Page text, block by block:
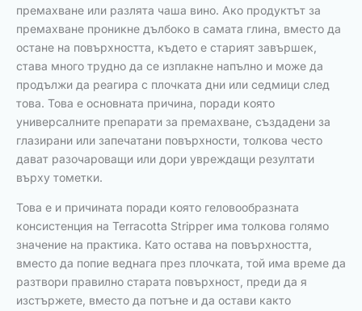
премахване или разлята чаша вино. Ако продуктът за
премахване проникне дълбоко в самата глина, вместо да
остане на повърхността, където е старият завършек,
става много трудно да се изплакне напълно и може да
продължи да реагира с плочката дни или седмици след
това. Това е основната причина, поради която
универсалните препарати за премахване, създадени за
глазирани или запечатани повърхности, толкова често
дават разочароващи или дори увреждащи резултати
върху тометки.
Това е и причината поради която геловообразната
консистенция на Terracotta Stripper има толкова голямо
значение на практика. Като остава на повърхността,
вместо да попие веднага през плочката, той има време да
разтвори правилно старата повърхност, преди да я
изстържете, вместо да потъне и да остави както